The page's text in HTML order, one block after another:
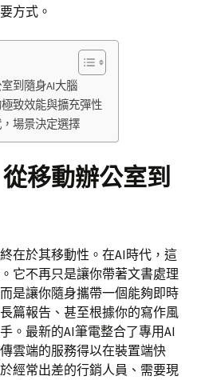
方式。
到隨身AI大腦
致效能與擴充彈性
場景決定選擇
移動辦公室到
在於其移動性。在AI時代，這
它不再只是讓你帶著文書處理
是讓你隨身攜帶一個能夠即時
篇報告、甚至根據你的寫作風
。最新的AI筆電整合了專用AI
雲端的服務得以在裝置端快
經常出差的行銷人員、需要現